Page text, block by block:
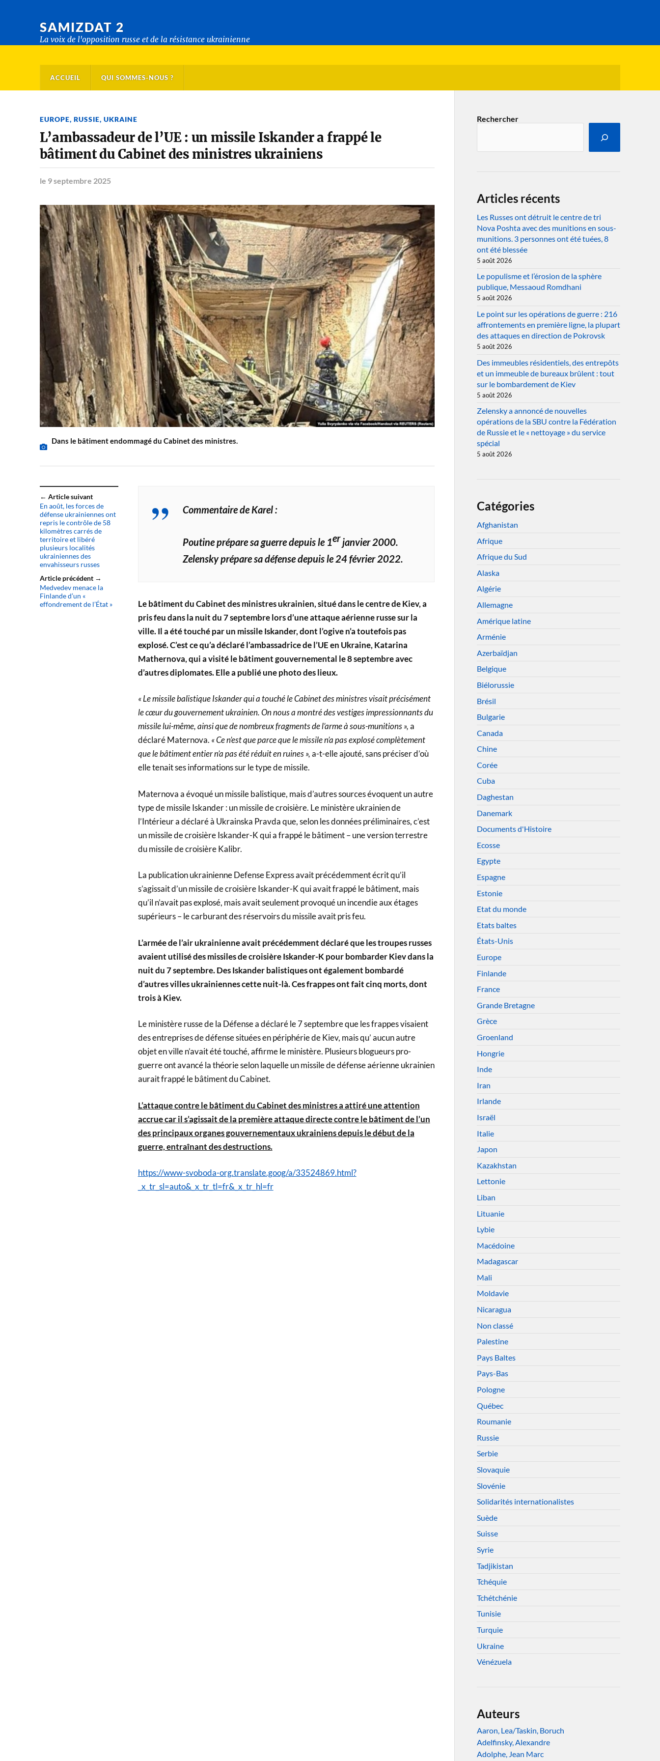
SAMIZDAT 2
La voix de l'opposition russe et de la résistance ukrainienne
ACCUEIL QUI SOMMES-NOUS ?
EUROPE, RUSSIE, UKRAINE
L’ambassadeur de l’UE : un missile Iskander a frappé le
bâtiment du Cabinet des ministres ukrainiens
le 9 septembre 2025
Dans le bâtiment endommagé du Cabinet des ministres.
← Article suivant
En août, les forces de
défense ukrainiennes ont
repris le contrôle de 58
kilomètres carrés de
territoire et libéré
plusieurs localités
ukrainiennes des
envahisseurs russes
Article précédent →
Medvedev menace la
Finlande d’un «
effondrement de l’État »
Commentaire de Karel :
Poutine prépare sa guerre depuis le 1er janvier 2000.
Zelensky prépare sa défense depuis le 24 février 2022.
Le bâtiment du Cabinet des ministres ukrainien, situé dans le centre de Kiev, a
pris feu dans la nuit du 7 septembre lors d’une attaque aérienne russe sur la
ville. Il a été touché par un missile Iskander, dont l’ogive n’a toutefois pas
explosé. C’est ce qu’a déclaré l’ambassadrice de l’UE en Ukraine, Katarina
Mathernova, qui a visité le bâtiment gouvernemental le 8 septembre avec
d’autres diplomates. Elle a publié une photo des lieux.
« Le missile balistique Iskander qui a touché le Cabinet des ministres visait précisément
le cœur du gouvernement ukrainien. On nous a montré des vestiges impressionnants du
missile lui-même, ainsi que de nombreux fragments de l’arme à sous-munitions »,a
déclaré Maternova. « Ce n’est que parce que le missile n’a pas explosé complètement
que le bâtiment entier n’a pas été réduit en ruines »,a-t-elle ajouté, sans préciser d’où
elle tenait ses informations sur le type de missile.
Maternova a évoqué un missile balistique, mais d’autres sources évoquent un autre
type de missile Iskander : un missile de croisière. Le ministère ukrainien de
l’Intérieur a déclaré à Ukrainska Pravda que, selon les données préliminaires, c’est
un missile de croisière Iskander-K qui a frappé le bâtiment – ​​une version terrestre
du missile de croisière Kalibr.
La publication ukrainienne Defense Express avait précédemment écrit qu’il
s’agissait d’un missile de croisière Iskander-K qui avait frappé le bâtiment, mais
qu’il n’avait pas explosé, mais avait seulement provoqué un incendie aux étages
supérieurs – le carburant des réservoirs du missile avait pris feu.
L’armée de l’air ukrainienne avait précédemment déclaré que les troupes russes
avaient utilisé des missiles de croisière Iskander-K pour bombarder Kiev dans la
nuit du 7 septembre. Des Iskander balistiques ont également bombardé
d’autres villes ukrainiennes cette nuit-là. Ces frappes ont fait cinq morts, dont
trois à Kiev.
Le ministère russe de la Défense a déclaré le 7 septembre que les frappes visaient
des entreprises de défense situées en périphérie de Kiev, mais qu’ aucun autre
objet en ville n’avait été touché, affirme le ministère. Plusieurs blogueurs pro-
guerre ont avancé la théorie selon laquelle un missile de défense aérienne ukrainien
aurait frappé le bâtiment du Cabinet.
L’attaque contre le bâtiment du Cabinet des ministres a attiré une attention
accrue car il s’agissait de la première attaque directe contre le bâtiment de l’un
des principaux organes gouvernementaux ukrainiens depuis le début de la
guerre, entraînant des destructions.
https://www-svoboda-org.translate.goog/a/33524869.html?
_x_tr_sl=auto&_x_tr_tl=fr&_x_tr_hl=fr
Rechercher
Articles récents
Les Russes ont détruit le centre de tri
Nova Poshta avec des munitions en sous-
munitions. 3 personnes ont été tuées, 8
ont été blessée
5 août 2026
Le populisme et l’érosion de la sphère
publique, Messaoud Romdhani
5 août 2026
Le point sur les opérations de guerre : 216
affrontements en première ligne, la plupart
des attaques en direction de Pokrovsk
5 août 2026
Des immeubles résidentiels, des entrepôts
et un immeuble de bureaux brûlent : tout
sur le bombardement de Kiev
5 août 2026
Zelensky a annoncé de nouvelles
opérations de la SBU contre la Fédération
de Russie et le « nettoyage » du service
spécial
5 août 2026
Catégories
Afghanistan
Afrique
Afrique du Sud
Alaska
Algérie
Allemagne
Amérique latine
Arménie
Azerbaïdjan
Belgique
Biélorussie
Brésil
Bulgarie
Canada
Chine
Corée
Cuba
Daghestan
Danemark
Documents d'Histoire
Ecosse
Egypte
Espagne
Estonie
Etat du monde
Etats baltes
États-Unis
Europe
Finlande
France
Grande Bretagne
Grèce
Groenland
Hongrie
Inde
Iran
Irlande
Israël
Italie
Japon
Kazakhstan
Lettonie
Liban
Lituanie
Lybie
Macédoine
Madagascar
Mali
Moldavie
Nicaragua
Non classé
Palestine
Pays Baltes
Pays-Bas
Pologne
Québec
Roumanie
Russie
Serbie
Slovaquie
Slovénie
Solidarités internationalistes
Suède
Suisse
Syrie
Tadjikistan
Tchéquie
Tchétchénie
Tunisie
Turquie
Ukraine
Vénézuela
Auteurs
Aaron, Lea/Taskin, Boruch
Adelfinsky, Alexandre
Adolphe, Jean Marc